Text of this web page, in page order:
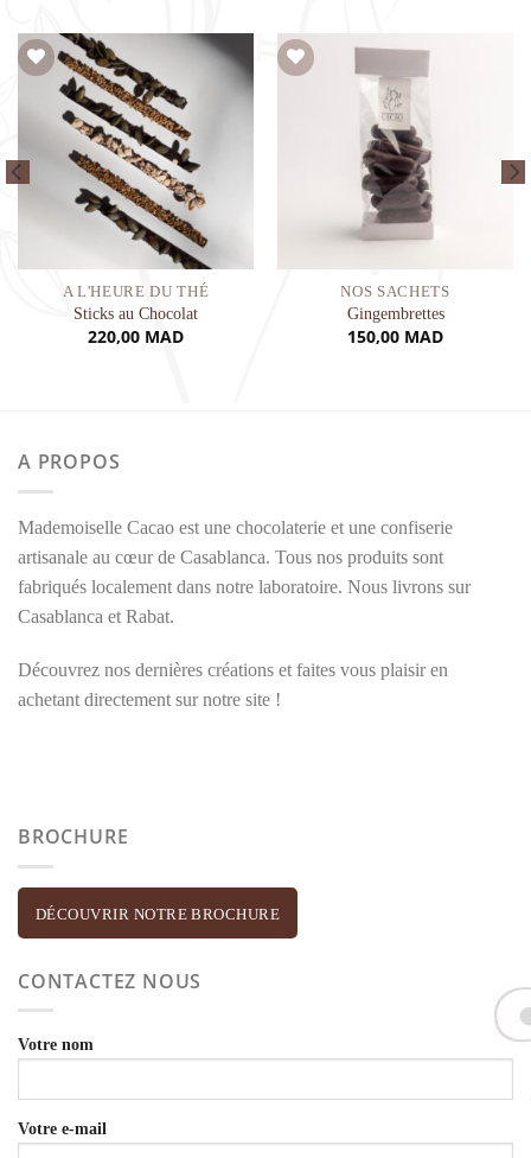
Ajouter à la liste de souhaits
A L'HEURE DU THÉ
Sticks au Chocolat
220,00 MAD
Ajouter à la liste de souhaits
NOS SACHETS
Gingembrettes
150,00 MAD
A PROPOS
Mademoiselle Cacao est une chocolaterie et une confiserie
artisanale au cœur de Casablanca. Tous nos produits sont
fabriqués localement dans notre laboratoire. Nous livrons sur
Casablanca et Rabat.
Découvrez nos dernières créations et faites vous plaisir en
achetant directement sur notre site !
BROCHURE
DÉCOUVRIR NOTRE BROCHURE
CONTACTEZ NOUS
Votre nom
Votre e-mail